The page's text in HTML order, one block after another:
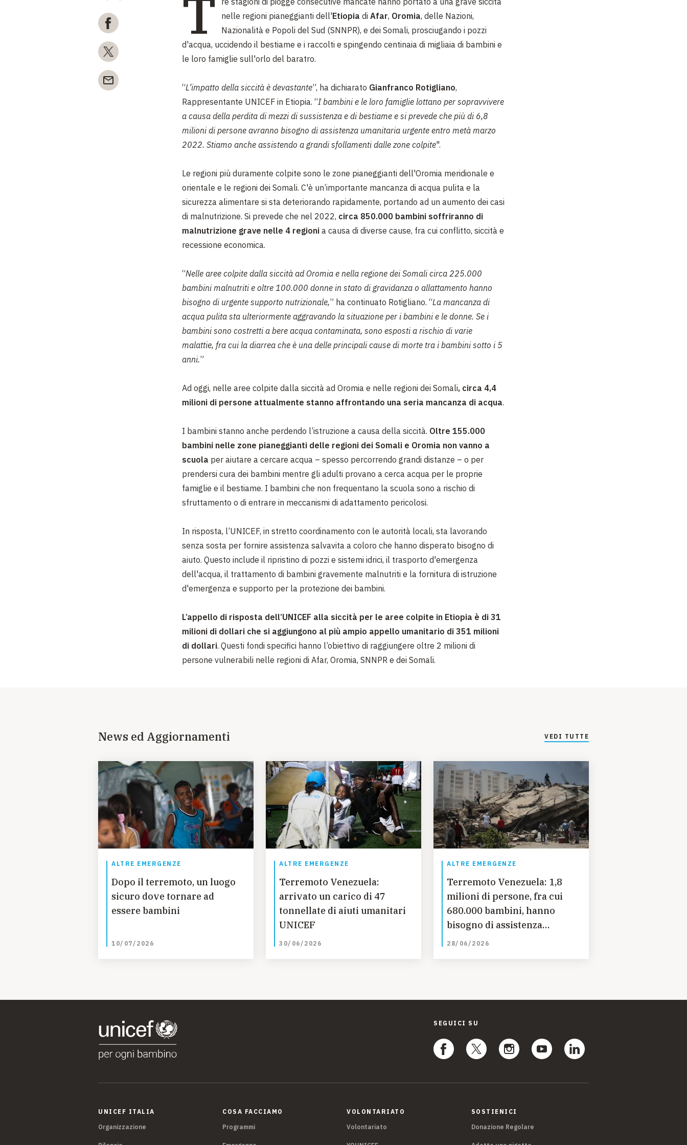
T
nelle regioni pianeggianti dell'Etiopia di Afar, Oromia, delle Nazioni,
Nazionalità e Popoli del Sud (SNNPR), e dei Somali, prosciugando i pozzi
d'acqua, uccidendo il bestiame e i raccolti e spingendo centinaia di migliaia di bambini e
le loro famiglie sull'orlo del baratro.
“L’impatto della siccità è devastante”, ha dichiarato Gianfranco Rotigliano,
Rappresentante UNICEF in Etiopia. “I bambini e le loro famiglie lottano per sopravvivere
a causa della perdita di mezzi di sussistenza e di bestiame e si prevede che più di 6,8
milioni di persone avranno bisogno di assistenza umanitaria urgente entro metà marzo
2022. Stiamo anche assistendo a grandi sfollamenti dalle zone colpite".
Le regioni più duramente colpite sono le zone pianeggianti dell'Oromia meridionale e
orientale e le regioni dei Somali. C'è un’importante mancanza di acqua pulita e la
sicurezza alimentare si sta deteriorando rapidamente, portando ad un aumento dei casi
di malnutrizione. Si prevede che nel 2022, circa 850.000 bambini soffriranno di
malnutrizione grave nelle 4 regioni a causa di diverse cause, fra cui conflitto, siccità e
recessione economica.
“Nelle aree colpite dalla siccità ad Oromia e nella regione dei Somali circa 225.000
bambini malnutriti e oltre 100.000 donne in stato di gravidanza o allattamento hanno
bisogno di urgente supporto nutrizionale,” ha continuato Rotigliano. “La mancanza di
acqua pulita sta ulteriormente aggravando la situazione per i bambini e le donne. Se i
bambini sono costretti a bere acqua contaminata, sono esposti a rischio di varie
malattie, fra cui la diarrea che è una delle principali cause di morte tra i bambini sotto i 5
anni.”
Ad oggi, nelle aree colpite dalla siccità ad Oromia e nelle regioni dei Somali, circa 4,4
milioni di persone attualmente stanno affrontando una seria mancanza di acqua.
I bambini stanno anche perdendo l’istruzione a causa della siccità. Oltre 155.000
bambini nelle zone pianeggianti delle regioni dei Somali e Oromia non vanno a
scuola per aiutare a cercare acqua – spesso percorrendo grandi distanze – o per
prendersi cura dei bambini mentre gli adulti provano a cerca acqua per le proprie
famiglie e il bestiame. I bambini che non frequentano la scuola sono a rischio di
sfruttamento o di entrare in meccanismi di adattamento pericolosi.
In risposta, l’UNICEF, in stretto coordinamento con le autorità locali, sta lavorando
senza sosta per fornire assistenza salvavita a coloro che hanno disperato bisogno di
aiuto. Questo include il ripristino di pozzi e sistemi idrici, il trasporto d'emergenza
dell'acqua, il trattamento di bambini gravemente malnutriti e la fornitura di istruzione
d'emergenza e supporto per la protezione dei bambini.
L’appello di risposta dell’UNICEF alla siccità per le aree colpite in Etiopia è di 31
milioni di dollari che si aggiungono al più ampio appello umanitario di 351 milioni
di dollari. Questi fondi specifici hanno l’obiettivo di raggiungere oltre 2 milioni di
persone vulnerabili nelle regioni di Afar, Oromia, SNNPR e dei Somali.
News ed Aggiornamenti VEDI TUTTE
ALTRE EMERGENZE
Dopo il terremoto, un luogo
sicuro dove tornare ad
essere bambini
10/07/2026
ALTRE EMERGENZE
Terremoto Venezuela:
arrivato un carico di 47
tonnellate di aiuti umanitari
UNICEF
30/06/2026
ALTRE EMERGENZE
Terremoto Venezuela: 1,8
milioni di persone, fra cui
680.000 bambini, hanno
bisogno di assistenza
umanitaria
28/06/2026
SEGUICI SU
UNICEF ITALIA
Organizzazione
COSA FACCIAMO
Programmi
VOLONTARIATO
Volontariato
SOSTIENICI
Donazione Regolare